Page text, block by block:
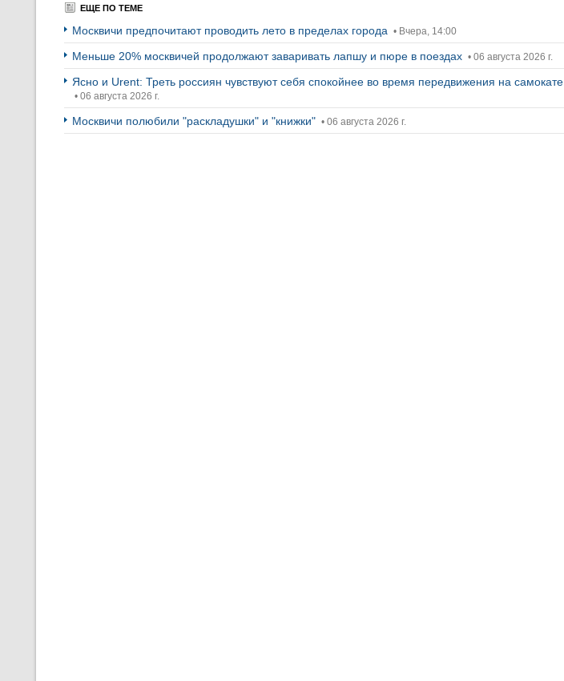
ЕЩЕ ПО ТЕМЕ
Москвичи предпочитают проводить лето в пределах города • Вчера, 14:00
Меньше 20% москвичей продолжают заваривать лапшу и пюре в поездах • 06 августа 2026 г.
Ясно и Urent: Треть россиян чувствуют себя спокойнее во время передвижения на самокате
• 06 августа 2026 г.
Москвичи полюбили "раскладушки" и "книжки" • 06 августа 2026 г.